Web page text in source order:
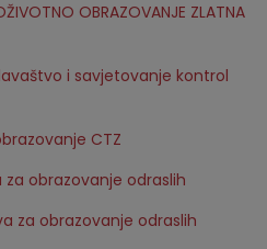
OBRAZOVANJE ZLATNA
i savjetovanje kontrol
CTZ
za obrazovanje odraslih
za obrazovanje odraslih